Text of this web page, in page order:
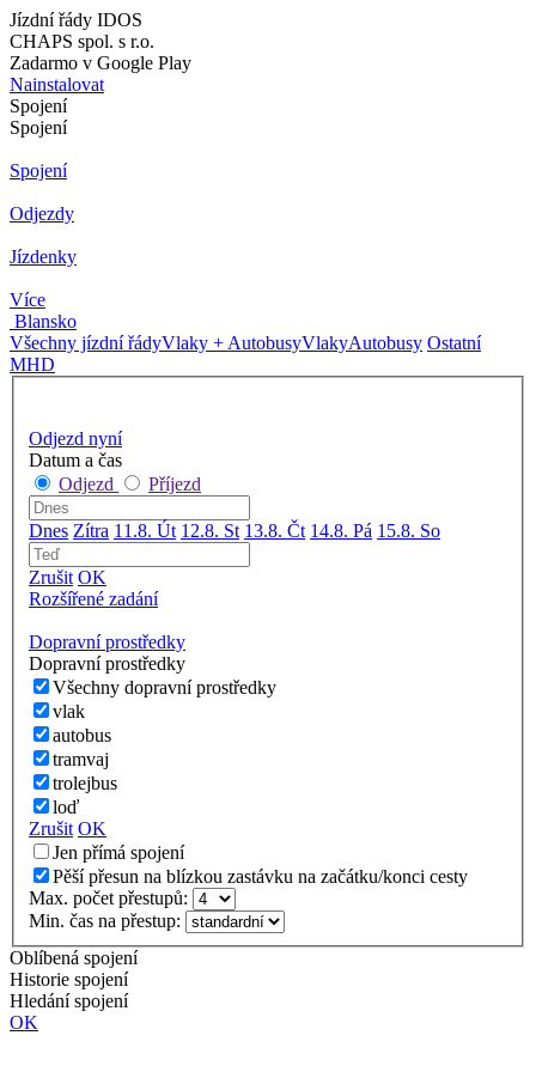
Jízdní řády IDOS
CHAPS spol. s r.o.
Zadarmo v Google Play
Nainstalovat
Spojení
Spojení
Spojení
Odjezdy
Jízdenky
Více
Blansko
Všechny jízdní řádyVlaky + AutobusyVlakyAutobusy Ostatní
MHD
Odjezd nyní
Datum a čas
Odjezd
Příjezd
Dnes Zítra 11.8. Út 12.8. St 13.8. Čt 14.8. Pá 15.8. So
Zrušit OK
Rozšířené zadání
Dopravní prostředky
Dopravní prostředky
Všechny dopravní prostředky
vlak
autobus
tramvaj
trolejbus
loď
Zrušit OK
Jen přímá spojení
Pěší přesun na blízkou zastávku na začátku/konci cesty
Max. počet přestupů:
Min. čas na přestup:
Oblíbená spojení
Historie spojení
Hledání spojení
OK